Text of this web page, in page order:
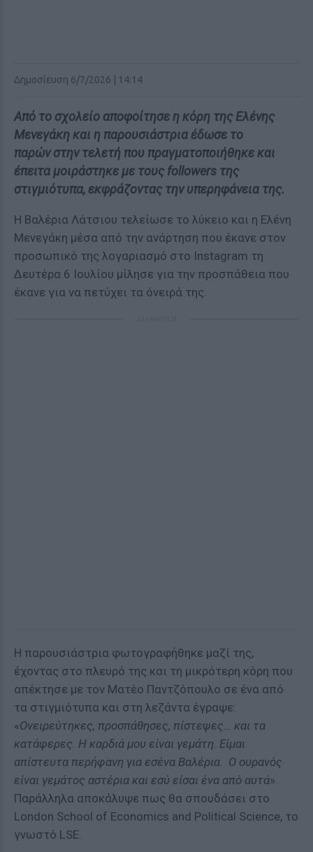
Δημοσίευση 6/7/2026 | 14:14
Από το σχολείο αποφοίτησε η κόρη της Ελένης
Μενεγάκη και η παρουσιάστρια έδωσε το
παρών στην τελετή που πραγματοποιήθηκε και
έπειτα μοιράστηκε με τους followers της
στιγμιότυπα, εκφράζοντας την υπερηφάνεια της.
Η Βαλέρια Λάτσιου τελείωσε το λύκειο και η Ελένη
Μενεγάκη μέσα από την ανάρτηση που έκανε στον
προσωπικό της λογαριασμό στο Instagram τη
Δευτέρα 6 Ιουλίου μίλησε για την προσπάθεια που
έκανε για να πετύχει τα όνειρά της.
Η παρουσιάστρια φωτογραφήθηκε μαζί της,
έχοντας στο πλευρό της και τη μικρότερη κόρη που
απέκτησε με τον Ματέο Παντζόπουλο σε ένα από
τα στιγμιότυπα και στη λεζάντα έγραψε:
«Ονειρεύτηκες, προσπάθησες, πίστεψες… και τα
κατάφερες. Η καρδιά μου είναι γεμάτη. Είμαι
απίστευτα περήφανη για εσένα Βαλέρια. Ο ουρανός
είναι γεμάτος αστέρια και εσύ είσαι ένα από αυτά».
Παράλληλα αποκάλυψε πως θα σπουδάσει στο
London School of Economics and Political Science, το
γνωστό LSE.